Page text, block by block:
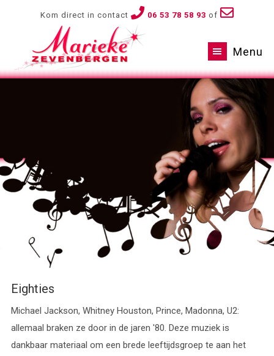
Kom direct in contact 06 53 78 58 93 of
Menu
Eighties
Michael Jackson, Whitney Houston, Prince, Madonna, U2:
allemaal braken ze door in de jaren '80. Deze muziek is
dankbaar materiaal om een brede leeftijdsgroep te aan het